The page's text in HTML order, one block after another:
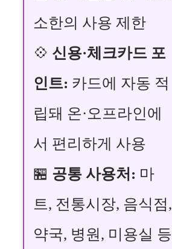
소한의 사용 제한
💠 신용·체크카드 포
인트: 카드에 자동 적
립돼 온·오프라인에
서 편리하게 사용
🏪 공통 사용처: 마
트, 전통시장, 음식점,
약국, 병원, 미용실 등